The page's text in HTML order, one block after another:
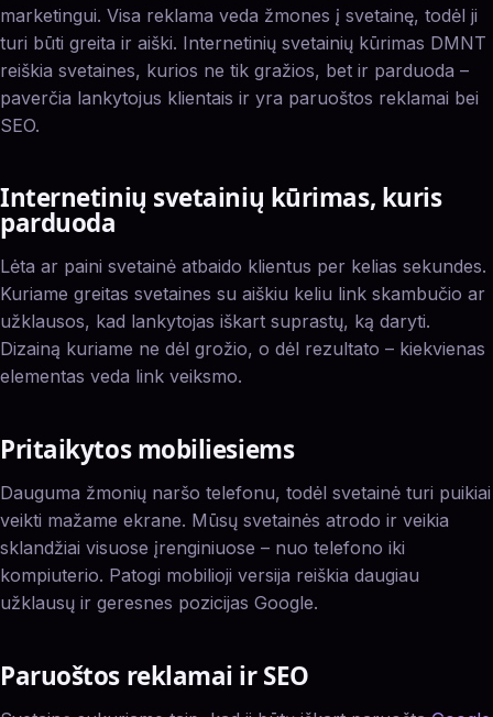
marketingui. Visa reklama veda žmones į svetainę, todėl ji
turi būti greita ir aiški. Internetinių svetainių kūrimas DMNT
reiškia svetaines, kurios ne tik gražios, bet ir parduoda –
paverčia lankytojus klientais ir yra paruoštos reklamai bei
SEO.
Internetinių svetainių kūrimas, kuris
parduoda
Lėta ar paini svetainė atbaido klientus per kelias sekundes.
Kuriame greitas svetaines su aiškiu keliu link skambučio ar
užklausos, kad lankytojas iškart suprastų, ką daryti.
Dizainą kuriame ne dėl grožio, o dėl rezultato – kiekvienas
elementas veda link veiksmo.
Pritaikytos mobiliesiems
Dauguma žmonių naršo telefonu, todėl svetainė turi puikiai
veikti mažame ekrane. Mūsų svetainės atrodo ir veikia
sklandžiai visuose įrenginiuose – nuo telefono iki
kompiuterio. Patogi mobilioji versija reiškia daugiau
užklausų ir geresnes pozicijas Google.
Paruoštos reklamai ir SEO